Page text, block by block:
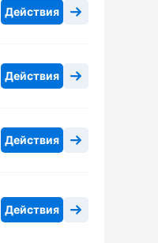
Действия
Действия
Действия
Действия